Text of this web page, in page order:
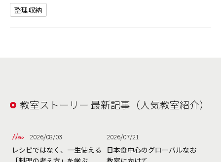
整理収納
教室ストーリー 最新記事（人気教室紹介）
2026/08/03
レシピではなく、一生使える
2026/07/21
日本食中心のグローバルなお